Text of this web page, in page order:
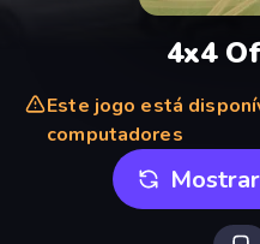
4x4
Este jogo está
computadores